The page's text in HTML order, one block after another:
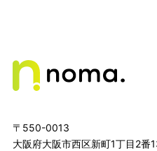
〒550-0013
大阪府大阪市西区新町1丁目2番